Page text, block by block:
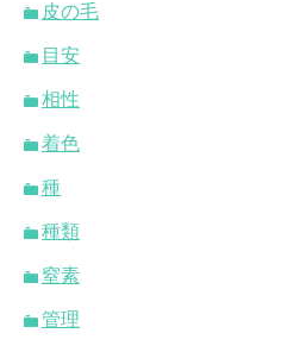
皮の毛
目安
相性
着色
種
種類
窒素
管理